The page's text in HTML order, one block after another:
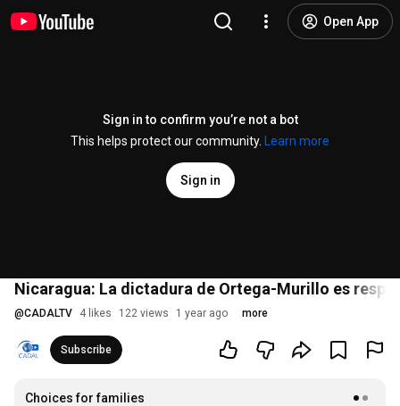
Open App
Sign in to confirm you’re not a bot
This helps protect our community.
Learn more
Sign in
Nicaragua: La dictadura de Ortega-Murillo es
@CADALTV 4 likes 122 views 1 year ago more
Subscribe
Choices for families